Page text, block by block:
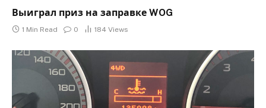
Выиграл приз на заправке WOG
1 Min Read 0 184 Views